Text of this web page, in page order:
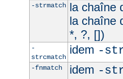
-strmatch la chaîne
la chaîne
*, ?, [])
-
strcmatch
idem -
-fnmatch idem -